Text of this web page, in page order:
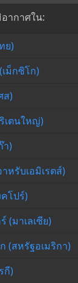
ากาศใน:
ย)
ม็กซิโก)
ส)
เตนใหญ่)
า)
หรับเอมิเรตส์)
โปร์)
(มาเลเซีย)
(สหรัฐอเมริกา)
กี)